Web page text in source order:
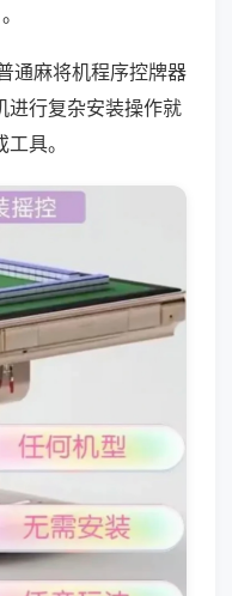
通麻将机程序控牌器
进行复杂安装操作就
具。